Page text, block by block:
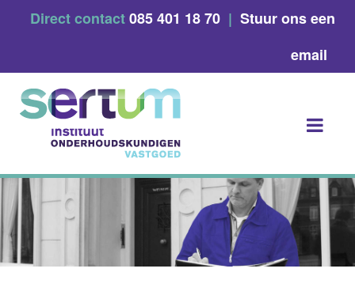
Direct contact085 401 18 70 | Stuur ons een
email